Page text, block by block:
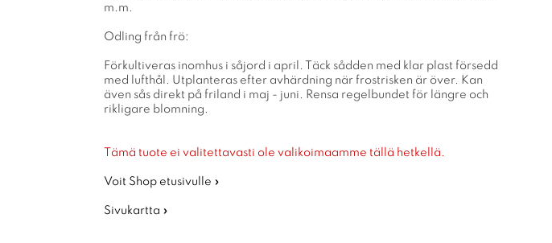
m.m.
Odling från frö:
Förkultiveras inomhus i såjord i april. Täck sådden med klar plast försedd
med lufthål. Utplanteras efter avhärdning när frostrisken är över. Kan
även sås direkt på friland i maj - juni. Rensa regelbundet för längre och
rikligare blomning.
Tämä tuote ei valitettavasti ole valikoimaamme tällä hetkellä.
Voit Shop etusivulle »
Sivukartta »